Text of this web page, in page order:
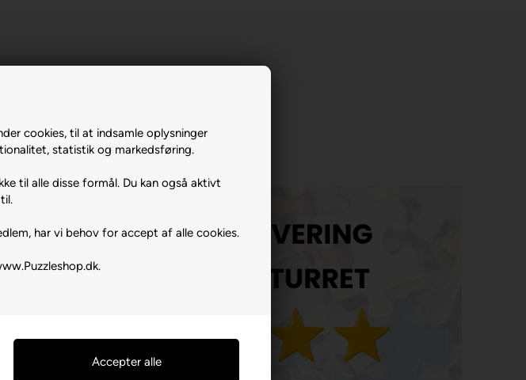
cookies, til at indsamle oplysninger
statistik og markedsføring.
til alle disse formål. Du kan også aktivt
har vi behov for accept af alle cookies.